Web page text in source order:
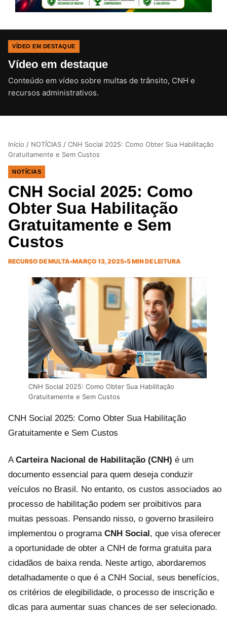
VÍDEO EM DESTAQUE
Vídeo em destaque
Conteúdo em vídeo sobre multas de trânsito, CNH e
recursos administrativos.CLIQUE PARA ATIVAR O SOM
Início / NOTÍCIAS / CNH Social 2025: Como Obter Sua Habilitação
Gratuitamente e Sem Custos
NOTÍCIAS
CNH Social 2025: Como
Obter Sua Habilitação
Gratuitamente e Sem
Custos
RECURSO DE MULTA•MARÇO 13, 2025•5 MIN DE LEITURA
CNH Social 2025: Como Obter Sua Habilitação
Gratuitamente e Sem Custos
CNH Social 2025: Como Obter Sua Habilitação
Gratuitamente e Sem Custos
ACarteira Nacional de Habilitação (CNH) é um
documento essencial para quem deseja conduzir
veículos no Brasil. No entanto, os custos associados ao
processo de habilitação podem ser proibitivos para
muitas pessoas. Pensando nisso, o governo brasileiro
implementou o programa CNH Social , que visa oferecer
a oportunidade de obter a CNH de forma gratuita para
cidadãos de baixa renda. Neste artigo, abordaremos
detalhadamente o que é a CNH Social, seus benefícios,
os critérios de elegibilidade, o processo de inscrição e
dicas para aumentar suas chances de ser selecionado.